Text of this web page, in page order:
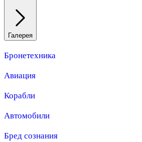
Галерея
Бронетехника
Авиация
Корабли
Автомобили
Бред сознания